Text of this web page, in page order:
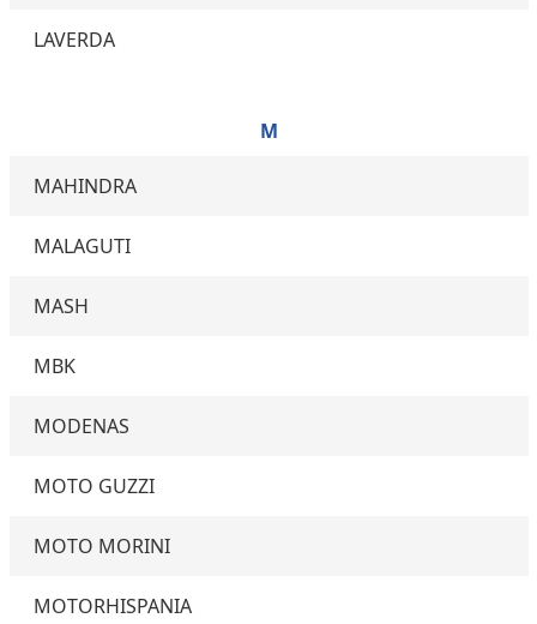
LAVERDA
M
MAHINDRA
MALAGUTI
MASH
MBK
MODENAS
MOTO GUZZI
MOTO MORINI
MOTORHISPANIA